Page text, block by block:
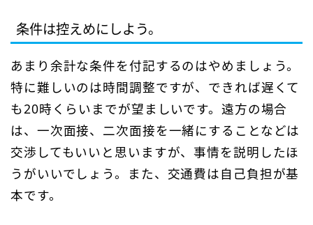
条件は控えめにしよう。
あまり余計な条件を付記するのはやめましょう。
特に難しいのは時間調整ですが、できれば遅くて
も20時くらいまでが望ましいです。遠方の場合
は、一次面接、二次面接を一緒にすることなどは
交渉してもいいと思いますが、事情を説明したほ
うがいいでしょう。また、交通費は自己負担が基
本です。